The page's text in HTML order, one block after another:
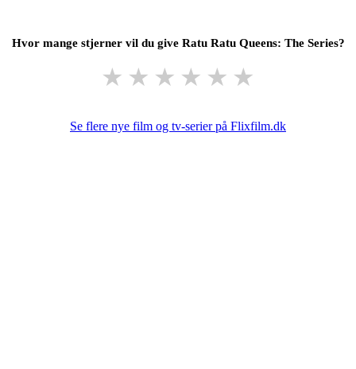
Hvor mange stjerner vil du give Ratu Ratu Queens: The Series?
★ ★ ★ ★ ★ ★
Se flere nye film og tv-serier på Flixfilm.dk